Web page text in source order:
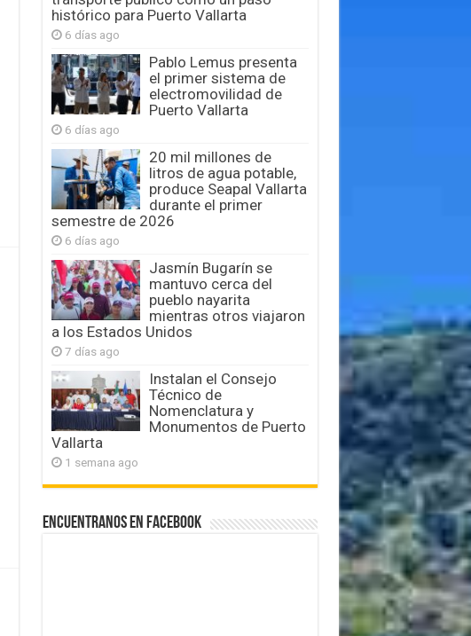
histórico para Puerto Vallarta
6 días ago
Pablo Lemus presenta
el primer sistema de
electromovilidad de
Puerto Vallarta
6 días ago
20 mil millones de
litros de agua potable,
produce Seapal Vallarta
durante el primer
semestre de 2026
6 días ago
Jasmín Bugarín se
mantuvo cerca del
pueblo nayarita
mientras otros viajaron
a los Estados Unidos
7 días ago
Instalan el Consejo
Técnico de
Nomenclatura y
Monumentos de Puerto
Vallarta
1 semana ago
Encuentranos en Facebook